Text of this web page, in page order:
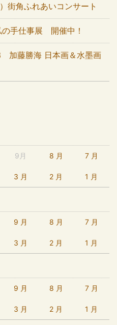
街角ふれあいコンサート
の手仕事展 開催中！
加藤勝海 日本画＆水墨画
9月 8 月 7 月
3 月 2 月 1 月
9 月 8 月 7 月
3 月 2 月 1 月
9 月 8 月 7 月
3 月 2 月 1 月